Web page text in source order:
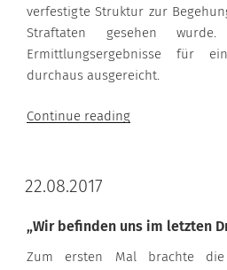
verfestigte Struktur zur
Straftaten gesehen
Ermittlungsergebnisse für
durchaus ausgereicht.
Continue reading“23.08.2017”
22.08.2017
„Wir befinden uns im letzten
Zum ersten Mal brachte die